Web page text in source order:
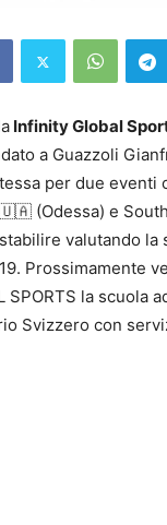
Infinity Global
a Guazzoli
per due eventi
(Odessa) e
valutando la
Prossimamente
SPORTS la scuola
Svizzero con